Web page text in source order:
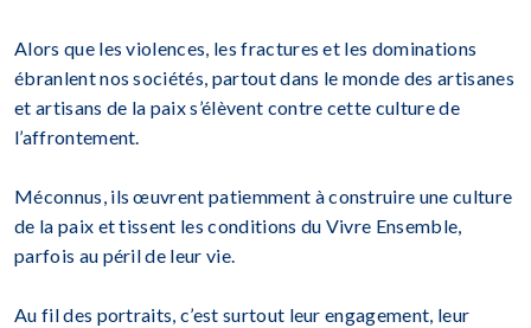
Alors que les violences, les fractures et les dominations
ébranlent nos sociétés, partout dans le monde des artisanes
et artisans de la paix s’élèvent contre cette culture de
l’affrontement.
Méconnus, ils œuvrent patiemment à construire une culture
de la paix et tissent les conditions du Vivre Ensemble,
parfois au péril de leur vie.
Au fil des portraits, c’est surtout leur engagement, leur